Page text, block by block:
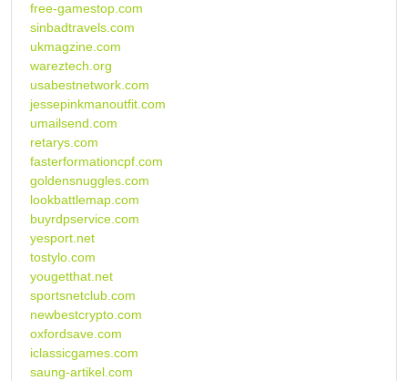
free-gamestop.com
sinbadtravels.com
ukmagzine.com
wareztech.org
usabestnetwork.com
jessepinkmanoutfit.com
umailsend.com
retarys.com
fasterformationcpf.com
goldensnuggles.com
lookbattlemap.com
buyrdpservice.com
yesport.net
tostylo.com
yougetthat.net
sportsnetclub.com
newbestcrypto.com
oxfordsave.com
iclassicgames.com
saung-artikel.com